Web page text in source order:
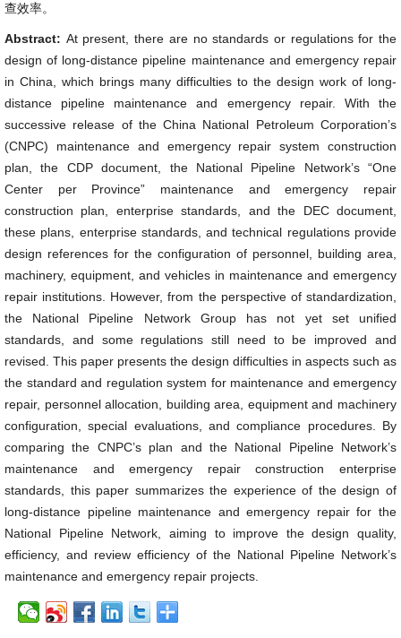
查效率。
Abstract: At present, there are no standards or regulations for the
design of long-distance pipeline maintenance and emergency repair
in China, which brings many difficulties to the design work of long-
distance pipeline maintenance and emergency repair. With the
successive release of the China National Petroleum Corporation’s
(CNPC) maintenance and emergency repair system construction
plan, the CDP document, the National Pipeline Network’s “One
Center per Province” maintenance and emergency repair
construction plan, enterprise standards, and the DEC document,
these plans, enterprise standards, and technical regulations provide
design references for the configuration of personnel, building area,
machinery, equipment, and vehicles in maintenance and emergency
repair institutions. However, from the perspective of standardization,
the National Pipeline Network Group has not yet set unified
standards, and some regulations still need to be improved and
revised. This paper presents the design difficulties in aspects such as
the standard and regulation system for maintenance and emergency
repair, personnel allocation, building area, equipment and machinery
configuration, special evaluations, and compliance procedures. By
comparing the CNPC’s plan and the National Pipeline Network’s
maintenance and emergency repair construction enterprise
standards, this paper summarizes the experience of the design of
long-distance pipeline maintenance and emergency repair for the
National Pipeline Network, aiming to improve the design quality,
efficiency, and review efficiency of the National Pipeline Network’s
maintenance and emergency repair projects.